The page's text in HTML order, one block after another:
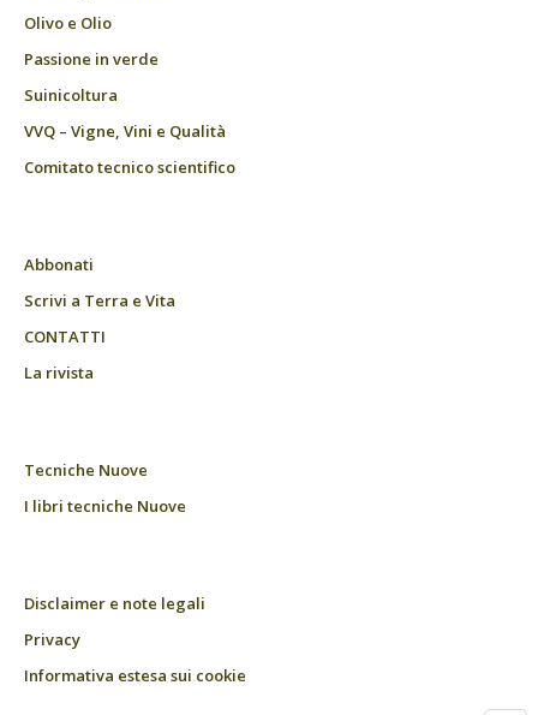
Olivo e Olio
Passione in verde
Suinicoltura
VVQ – Vigne, Vini e Qualità
Comitato tecnico scientifico
Abbonati
Scrivi a Terra e Vita
CONTATTI
La rivista
Tecniche Nuove
I libri tecniche Nuove
Disclaimer e note legali
Privacy
Informativa estesa sui cookie